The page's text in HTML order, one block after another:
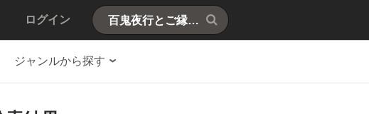
ログイン
ジャンルから探す